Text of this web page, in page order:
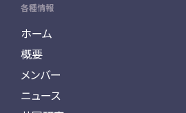
各種情報
ホーム
概要
メンバー
ニュース